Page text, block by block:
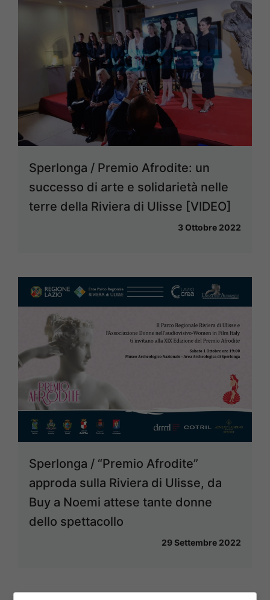
Sperlonga / Premio Afrodite: un
successo di arte e solidarietà nelle
terre della Riviera di Ulisse [VIDEO]
3 Ottobre 2022
Sperlonga / “Premio Afrodite”
approda sulla Riviera di Ulisse, da
Buy a Noemi attese tante donne
dello spettacollo
29 Settembre 2022